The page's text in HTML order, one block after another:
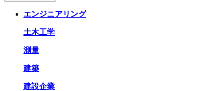
エンジニアリング
土木工学
測量
建築
建設企業